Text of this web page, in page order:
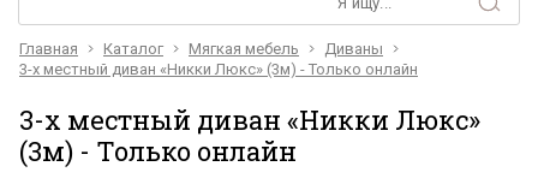
Главная Каталог Мягкая мебель
Диваны
3-х местный диван «Никки Люкс» (3м) - Только онлайн
3-х местный диван «Никки Люкс»
(3м) - Только онлайн